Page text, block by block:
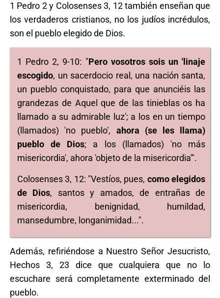
1 Pedro 2 y Colosenses 3, 12 también enseñan que
los verdaderos cristianos, no los judíos incrédulos,
son el pueblo elegido de Dios.
1 Pedro 2, 9-10: "Pero vosotros sois un 'linaje
escogido, un sacerdocio real, una nación santa,
un pueblo conquistado, para que anunciéis las
grandezas de Aquel que de las tinieblas os ha
llamado a su admirable luz'; a los en un tiempo
(llamados) 'no pueblo', ahora (se les llama)
pueblo de Dios; a los (llamados) 'no más
misericordia', ahora 'objeto de la misericordia'".
Colosenses 3, 12: "Vestíos, pues, como elegidos
de Dios, santos y amados, de entrañas de
misericordia, benignidad, humildad,
mansedumbre, longanimidad...".
Además, refiriéndose a Nuestro Señor Jesucristo,
Hechos 3, 23 dice que cualquiera que no lo
escuchare será completamente exterminado del
pueblo.